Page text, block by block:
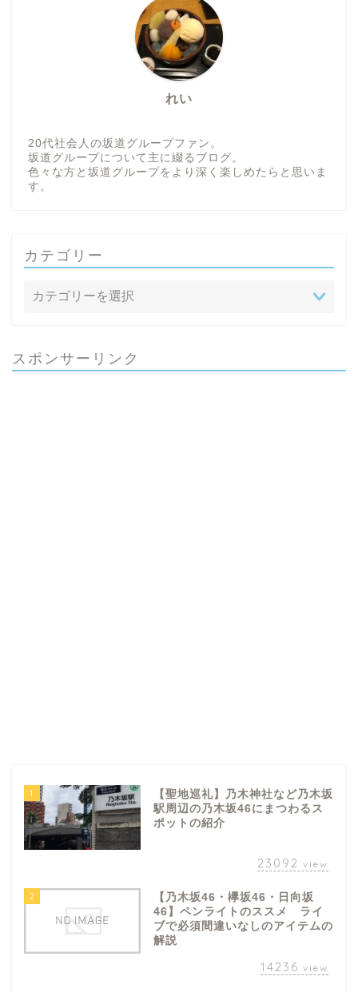
れい
20代社会人の坂道グループファン。
坂道グループについて主に綴るブログ。
色々な方と坂道グループをより深く楽しめたらと思いま
す。
カテゴリー
スポンサーリンク
1
【聖地巡礼】乃木神社など乃木坂
駅周辺の乃木坂46にまつわるス
ポットの紹介
23092 view
2
【乃木坂46・欅坂46・日向坂
46】ペンライトのススメ ライ
ブで必須間違いなしのアイテムの
解説
14236 view